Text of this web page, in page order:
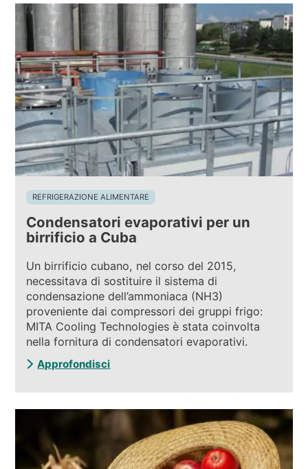
REFRIGERAZIONE ALIMENTARE
Condensatori evaporativi per un
birrificio a Cuba
Un birrificio cubano, nel corso del 2015,
necessitava di sostituire il sistema di
condensazione dell’ammoniaca (NH3)
proveniente dai compressori dei gruppi frigo:
MITA Cooling Technologies è stata coinvolta
nella fornitura di condensatori evaporativi.
Approfondisci